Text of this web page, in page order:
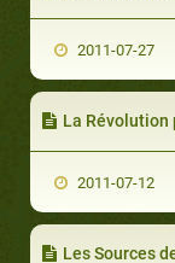
2011-07-27
La Révolution
2011-07-12
Les Sources